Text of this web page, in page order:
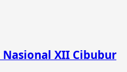
XII Cibubur